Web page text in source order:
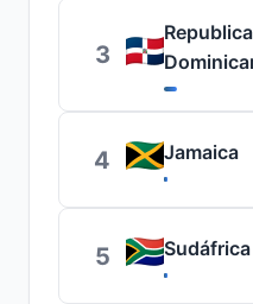
3
Republica
4 Jamaica
5 Sudáfrica